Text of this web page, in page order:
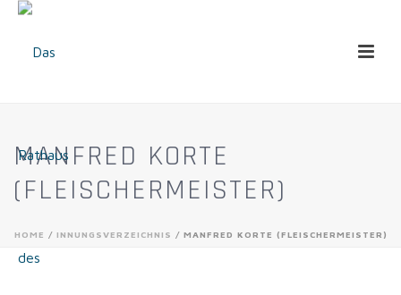
MANFRED KORTE
(FLEISCHERMEISTER)
HOME / INNUNGSVERZEICHNIS / MANFRED KORTE (FLEISCHERMEISTER)